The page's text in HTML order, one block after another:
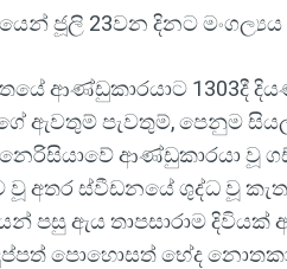
ජූලි 23වන දිනට
ආණ්ඩුකාරයාට 1303දී
ඇවතුම් පැවතුම්, පෙනුම
ආණ්ඩුකාරයා වූ
අතර ස්වීඩනයේ ශුද්ධ වූ
පසු ඇය තාපසාරාම
පොහොසත් භේද